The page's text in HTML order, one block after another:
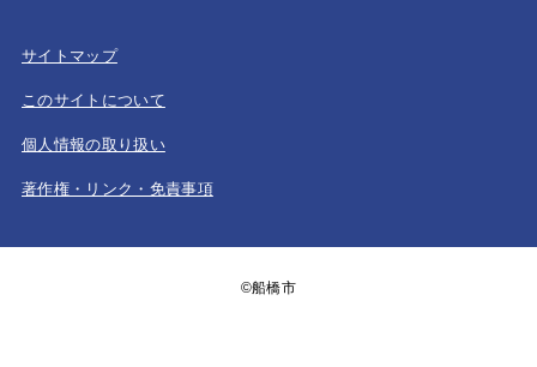
サイトマップ
このサイトについて
個人情報の取り扱い
著作権・リンク・免責事項
©船橋市